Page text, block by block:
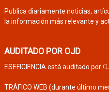
Publica diariamente noticias,
la información más relevante y
AUDITADO POR OJD
ESEFICIENCIA está auditado por
TRÁFICO WEB (durante último